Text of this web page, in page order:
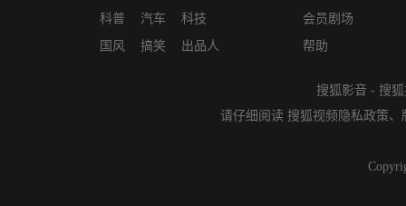
科普
国风
汽车
搞笑
科技
出品人
会员剧场
帮助
搜狐影音 - 搜
请仔细阅读 搜狐视频隐私政策、